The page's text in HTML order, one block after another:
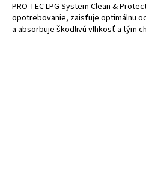
PRO-TEC LPG System Clean &
opotrebovanie, zaisťuje optimálnu
a absorbuje škodlivú vlhkosť a tým